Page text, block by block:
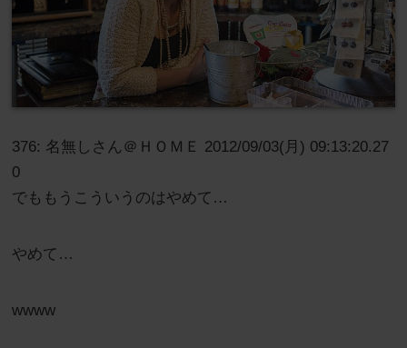
376: 名無しさん＠ＨＯＭＥ 2012/09/03(月) 09:13:20.27
0
でももうこういうのはやめて…
やめて…
wwww